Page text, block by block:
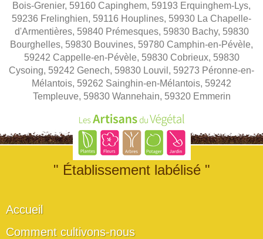
Bois-Grenier, 59160 Capinghem, 59193 Erquinghem-Lys,
59236 Frelinghien, 59116 Houplines, 59930 La Chapelle-
d'Armentières, 59840 Prémesques, 59830 Bachy, 59830
Bourghelles, 59830 Bouvines, 59780 Camphin-en-Pévèle,
59242 Cappelle-en-Pévèle, 59830 Cobrieux, 59830
Cysoing, 59242 Genech, 59830 Louvil, 59273 Péronne-en-
Mélantois, 59262 Sainghin-en-Mélantois, 59242
Templeuve, 59830 Wannehain, 59320 Emmerin
" Établissement labélisé "
Accueil
Comment cultivons-nous